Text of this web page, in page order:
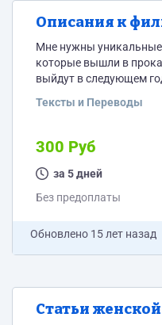
Описания к
Мне нужны
которые вышли в
выйдут в следующем
и некоторая инфа,
жанр, режиссер, в
фильмов, если все
10 рублей описание,...
Тексты и Переводы
300 Руб
за 5 дней
Без предоплаты
Обновлено 15 лет назад
Статьи